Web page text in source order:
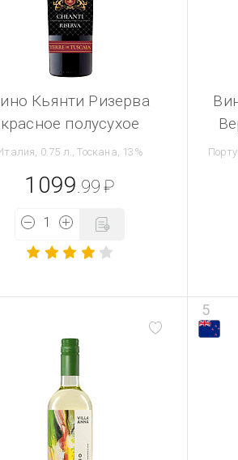
Кьянти Ризерва
красное полусухое
0.75 л., Тоскана, 13%
1099 .99 ₽
5